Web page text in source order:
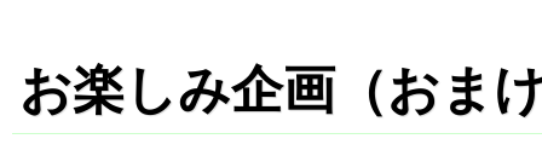
お楽しみ企画（おま